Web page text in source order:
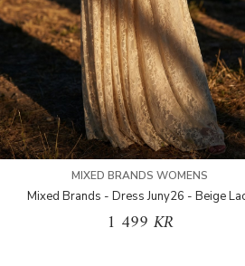
MIXED BRANDS WOMENS
Mixed Brands - Dress Juny26 - Beige
1 499 KR